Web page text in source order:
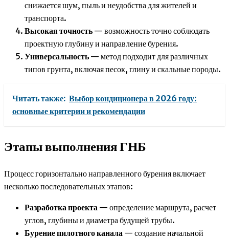
снижается шум, пыль и неудобства для жителей и
транспорта.
Высокая точность — возможность точно соблюдать
проектную глубину и направление бурения.
Универсальность — метод подходит для различных
типов грунта, включая песок, глину и скальные породы.
Читать также: Выбор кондиционера в 2026 году:
основные критерии и рекомендации
Этапы выполнения ГНБ
Процесс горизонтально направленного бурения включает
несколько последовательных этапов:
Разработка проекта — определение маршрута, расчет
углов, глубины и диаметра будущей трубы.
Бурение пилотного канала — создание начальной